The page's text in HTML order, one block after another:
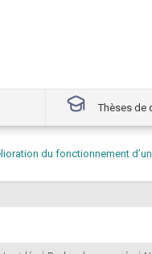
Thèses de
du fonctionnement